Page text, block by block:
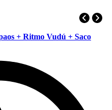
+ Ritmo Vudú + Saco